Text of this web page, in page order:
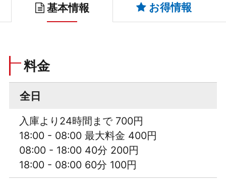
基本情報 お得情報
料金
全日
入庫より24時間まで 700円
18:00 - 08:00 最大料金 400円
08:00 - 18:00 40分 200円
18:00 - 08:00 60分 100円